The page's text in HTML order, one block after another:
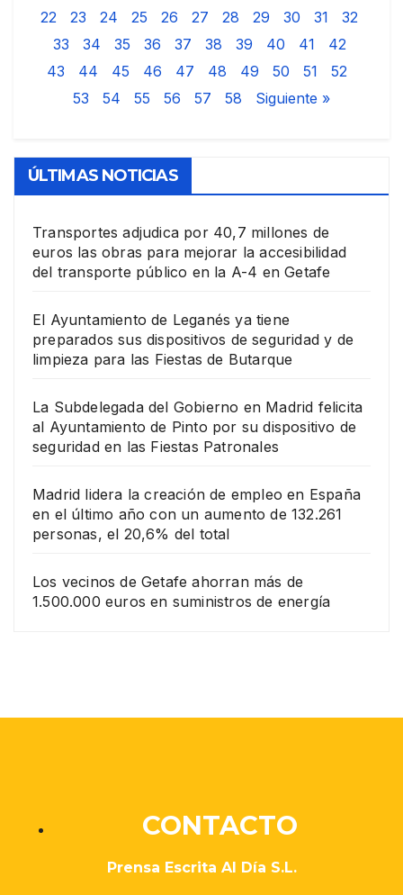
22
23 24 25 26 27 28 29 30 31
32
33
34 35 36 37 38 39 40 41
42
43
44 45 46 47 48 49 50 51
52
53
54 55 56 57 58 Siguiente »
ÚLTIMAS NOTICIAS
Transportes adjudica por 40,7 millones de
euros las obras para mejorar la accesibilidad
del transporte público en la A-4 en Getafe
El Ayuntamiento de Leganés ya tiene
preparados sus dispositivos de seguridad y de
limpieza para las Fiestas de Butarque
La Subdelegada del Gobierno en Madrid felicita
al Ayuntamiento de Pinto por su dispositivo de
seguridad en las Fiestas Patronales
Madrid lidera la creación de empleo en España
en el último año con un aumento de 132.261
personas, el 20,6% del total
Los vecinos de Getafe ahorran más de
1.500.000 euros en suministros de energía
CONTACTO
Prensa Escrita Al Día S.L.